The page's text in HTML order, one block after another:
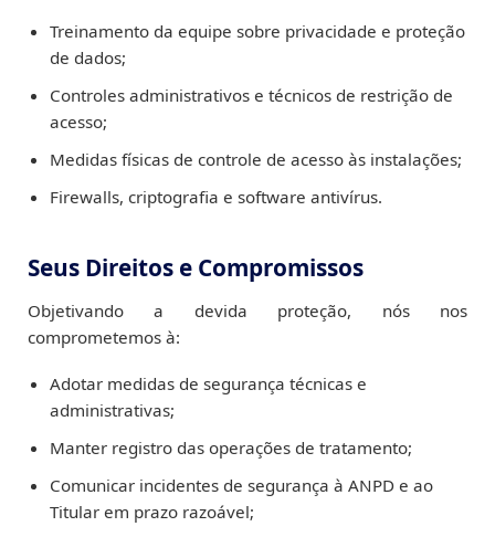
Treinamento da equipe sobre privacidade e proteção
de dados;
Controles administrativos e técnicos de restrição de
acesso;
Medidas físicas de controle de acesso às instalações;
Firewalls, criptografia e software antivírus.
Seus Direitos e Compromissos
Objetivando a devida proteção, nós nos
comprometemos à:
Adotar medidas de segurança técnicas e
administrativas;
Manter registro das operações de tratamento;
Comunicar incidentes de segurança à ANPD e ao
Titular em prazo razoável;